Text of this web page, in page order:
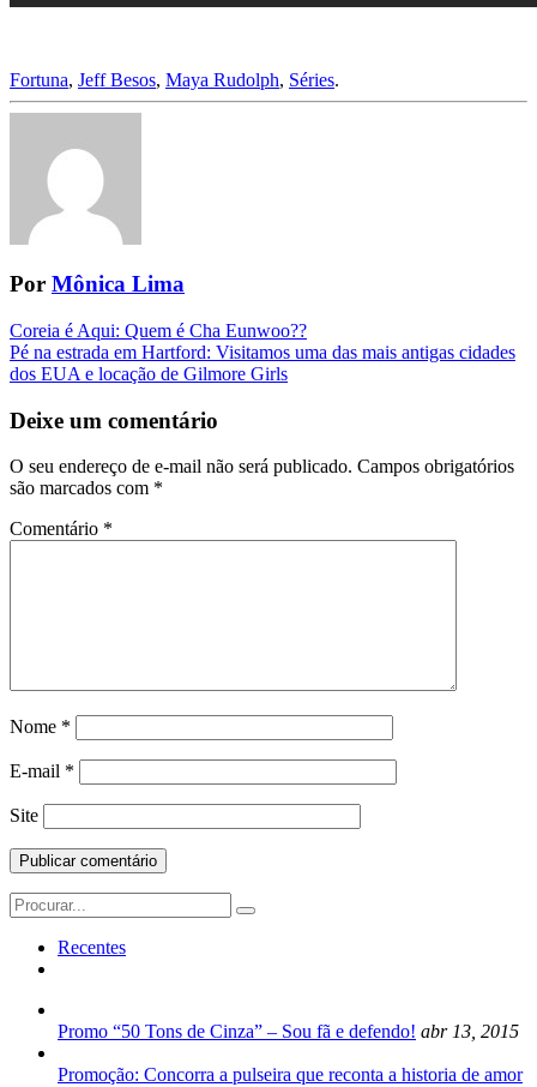
Fortuna, Jeff Besos, Maya Rudolph, Séries.
Por Mônica Lima
Navegação
da
Coreia é Aqui: Quem é Cha Eunwoo??
Pé na estrada em Hartford: Visitamos uma das mais antigas cidades
dos EUA e locação de Gilmore Girls
Deixe um comentário
O seu endereço de e-mail não será publicado. Campos obrigatórios
são marcados com *
Comentário *
Nome *
E-mail *
Site
Search
for:
Recentes
Promo “50 Tons de Cinza” – Sou fã e defendo! abr 13, 2015
Promoção: Concorra a pulseira que reconta a historia de amor